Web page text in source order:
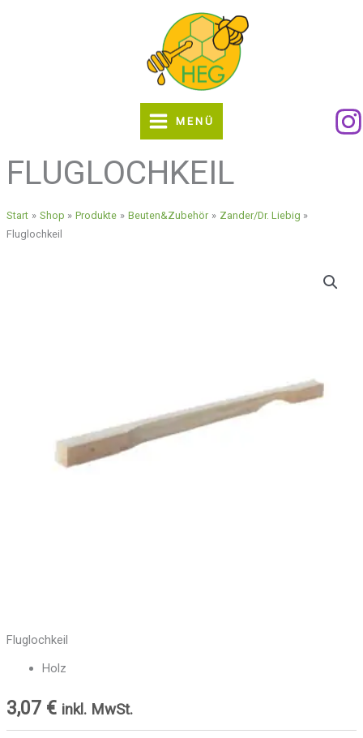
MENÜ
FLUGLOCHKEIL
Start Shop Produkte Beuten&Zubehör
Zander/Dr. Liebig
Fluglochkeil
Fluglochkeil
Holz
3,07 € inkl. MwSt.